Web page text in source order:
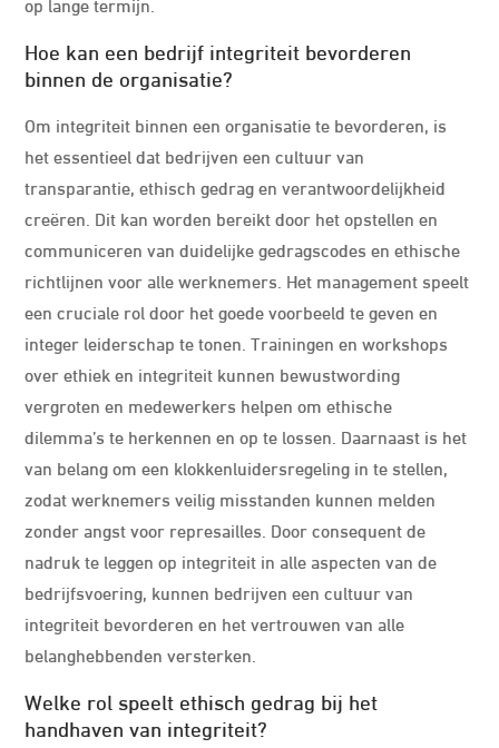
Hoe kan een bedrijf integriteit bevorderen
binnen de organisatie?
Om integriteit binnen een organisatie te bevorderen, is
het essentieel dat bedrijven een cultuur van
transparantie, ethisch gedrag en verantwoordelijkheid
creëren. Dit kan worden bereikt door het opstellen en
communiceren van duidelijke gedragscodes en ethische
richtlijnen voor alle werknemers. Het management speelt
een cruciale rol door het goede voorbeeld te geven en
integer leiderschap te tonen. Trainingen en workshops
over ethiek en integriteit kunnen bewustwording
vergroten en medewerkers helpen om ethische
dilemma’s te herkennen en op te lossen. Daarnaast is het
van belang om een klokkenluidersregeling in te stellen,
zodat werknemers veilig misstanden kunnen melden
zonder angst voor represailles. Door consequent de
nadruk te leggen op integriteit in alle aspecten van de
bedrijfsvoering, kunnen bedrijven een cultuur van
integriteit bevorderen en het vertrouwen van alle
belanghebbenden versterken.
Welke rol speelt ethisch gedrag bij het
handhaven van integriteit?